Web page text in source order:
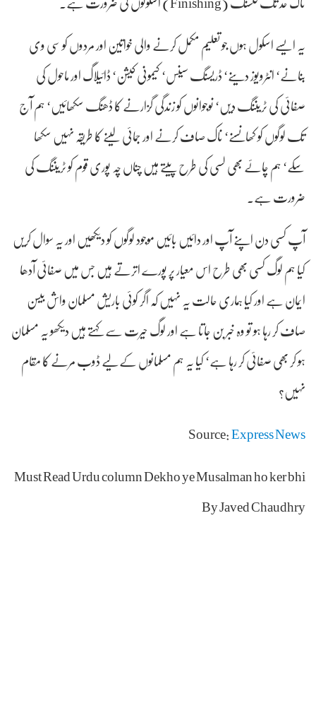
یہ ایسے اسکول ہوں جو تعلیم مکمل کرنے والی خواتین اور مردوں کو سی وی
بنانے‘ انٹرویوز دینے‘ ڈریسنگ سینس‘ کیمونی کیشن‘ ڈائیلاگ اور ماحول کی
صفائی کی ٹریننگ دیں‘ نوجوانوں کو زندگی گزارنے کا ڈھنگ سکھائیں‘ ہم آج
تک لوگوں کو کھانسنے‘ ناک صاف کرنے اور جمائی لینے کا طریقہ نہیں سکھا
سکے‘ ہم چائے بھی لسی کی طرح پیتے ہیں چناں چہ پوری قوم کو ٹریننگ کی
ضرورت ہے۔
آپ کسی دن اپنے آپ اور دائیں بائیں موجود لوگوں کو دیکھیں اور یہ سوال کریں
کیا ہم لوگ کسی بھی طرح اس معیار پر پورے اترتے ہیں جس میں صفائی آدھا
ایمان ہے اور کیا ہماری حالت یہ نہیں کہ اگر کوئی باریش مسلمان واش بیسن
صاف کر رہا ہو تو وہ خبر بن جاتا ہے اور لوگ حیرت سے کہتے ہیں دیکھو یہ مسلمان
ہو کر بھی صفائی کر رہا ہے‘ کیا یہ ہم مسلمانوں کے لیے ڈوب مرنے کا مقام
نہیں؟
Source:Express News
Must Read Urdu column Dekho ye Musalman ho ker bhi
By Javed Chaudhry